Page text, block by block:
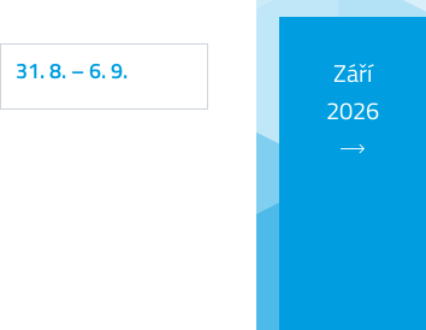
31. 8.–6. 9.
Září
2026